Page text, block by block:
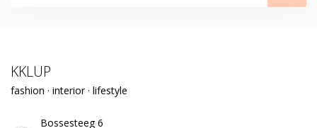
KKLUP
fashion · interior · lifestyle
Bossesteeg 6